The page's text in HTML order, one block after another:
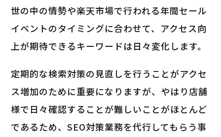
世の中の情勢や楽天市場で行われる年間セール
イベントのタイミングに合わせて、アクセス向
上が期待できるキーワードは日々変化します。
定期的な検索対策の見直しを行うことがアクセ
ス増加のために重要になりますが、やはり店舗
様で日々確認することが難しいことがほとんど
であるため、SEO対策業務を代行してもらう事